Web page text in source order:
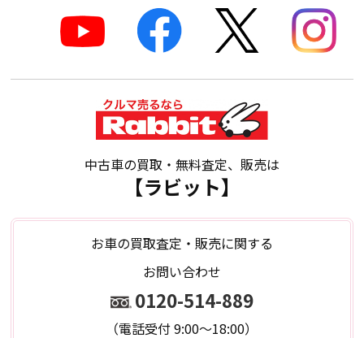
中古車の買取・無料査定、販売は
【ラビット】
お車の買取査定・販売に関する
お問い合わせ
0120-514-889
（電話受付 9:00～18:00）